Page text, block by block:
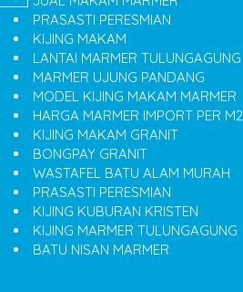
PRASASTI PERESMIAN
KIJING MAKAM
LANTAI MARMER TULUNGAGUNG
MARMER UJUNG PANDANG
MODEL KIJING MAKAM MARMER
HARGA MARMER IMPORT PER M2
KIJING MAKAM GRANIT
BONGPAY GRANIT
WASTAFEL BATU ALAM MURAH
PRASASTI PERESMIAN
KIJING KUBURAN KRISTEN
KIJING MARMER TULUNGAGUNG
BATU NISAN MARMER